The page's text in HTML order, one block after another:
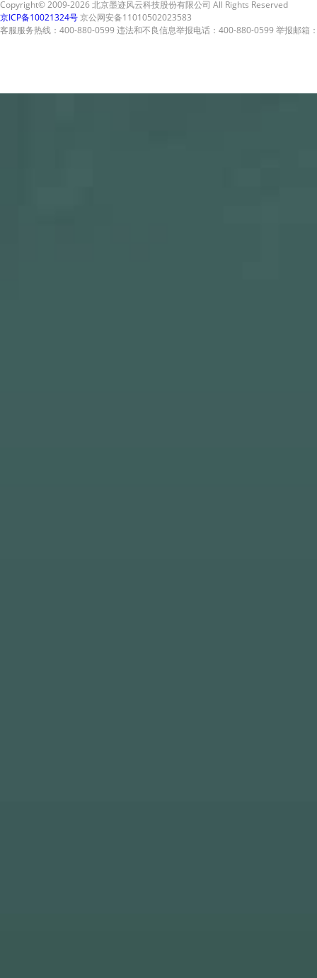
Copyright© 2009-2026 北京墨迹风云科技股份有限公司 All Rights Reserved
京ICP备10021324号京公网安备11010502023583
客服服务热线：400-880-0599 违法和不良信息举报电话：400-880-0599 举报邮箱